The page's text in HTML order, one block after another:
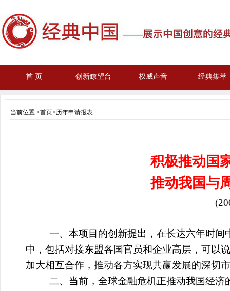
首 页 创新瞭望台 权威声音 经典集萃
当前位置 >首页>历年申请报表
积极推动国
推动我国与
一、 本项目的创新提出，在长达六年时
中，包括对接东盟各国官员和企业高层，可以
加大相互合作，推动各方实现共赢发展的深切
二、 当前，全球金融危机正推动我国经